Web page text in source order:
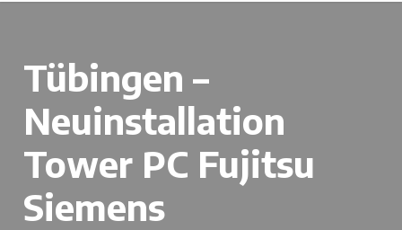
Tübingen –
Neuinstallation
Tower PC Fujitsu
Siemens